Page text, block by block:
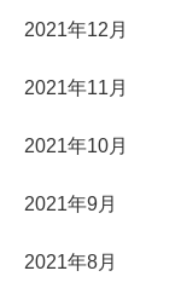
2021年12月
2021年11月
2021年10月
2021年9月
2021年8月